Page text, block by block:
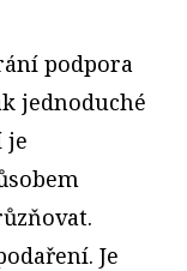
podpora
jednoduché
je
Je